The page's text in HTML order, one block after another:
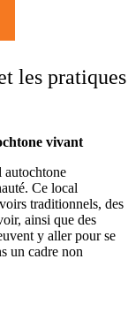
les pratiques
vivant
autochtone
Ce local
traditionnels, des
ainsi que des
y aller pour se
un cadre non